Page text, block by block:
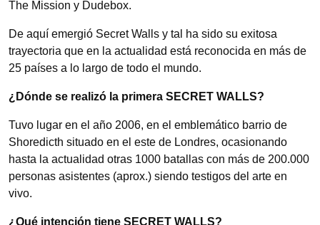
The Mission y Dudebox.
De aquí emergió Secret Walls y tal ha sido su exitosa
trayectoria que en la actualidad está reconocida en más de
25 países a lo largo de todo el mundo.
¿Dónde se realizó la primera SECRET WALLS?
Tuvo lugar en el año 2006, en el emblemático barrio de
Shoredicth situado en el este de Londres, ocasionando
hasta la actualidad otras 1000 batallas con más de 200.000
personas asistentes (aprox.) siendo testigos del arte en
vivo.
¿Qué intención tiene SECRET WALLS?